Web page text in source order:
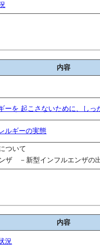
内容
ーを 起こさないために、しっ
ルギーの実態
ついて
ザ －新型インフルエンザの
内容
況